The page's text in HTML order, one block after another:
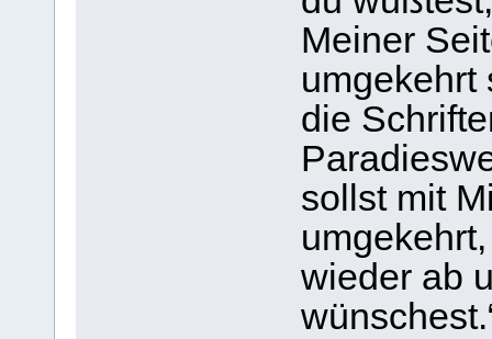
Meiner
umgekehrt
die
sollst mit
wieder ab